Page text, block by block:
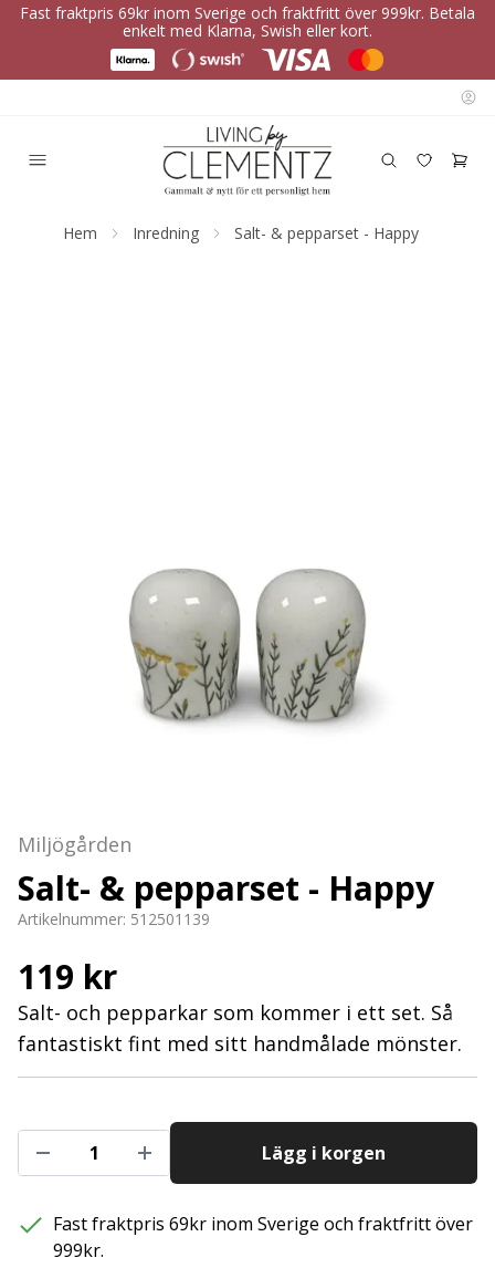
Fast fraktpris 69kr inom Sverige och fraktfritt över 999kr. Betala
enkelt med Klarna, Swish eller kort.
Hem Inredning Salt- & pepparset - Happy
Miljögården
Salt- & pepparset - Happy
Artikelnummer: 512501139
119 kr
Salt- och pepparkar som kommer i ett set. Så
fantastiskt fint med sitt handmålade mönster.
Lägg i korgen
Fast fraktpris 69kr inom Sverige och fraktfritt över
999kr.